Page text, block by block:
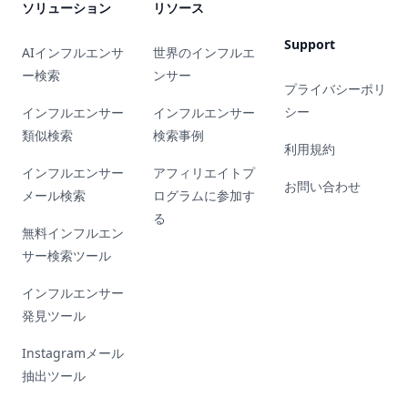
ソリューション
AIインフルエンサ
ー検索
インフルエンサー
類似検索
インフルエンサー
メール検索
無料インフルエン
サー検索ツール
インフルエンサー
発見ツール
Instagramメール
抽出ツール
リソース
世界のインフルエ
ンサー
インフルエンサー
検索事例
アフィリエイトプ
ログラムに参加す
る
Support
プライバシーポリ
シー
利用規約
お問い合わせ